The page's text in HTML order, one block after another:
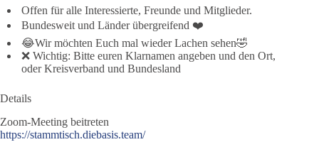
Offen für alle Interessierte, Freunde und Mitglieder.
Bundesweit und Länder übergreifend ❤️
😂Wir möchten Euch mal wieder Lachen sehen🤣
❌ Wichtig: Bitte euren Klarnamen angeben und den Ort,
oder Kreisverband und Bundesland
Details
Zoom-Meeting beitreten
https://stammtisch.diebasis.team/